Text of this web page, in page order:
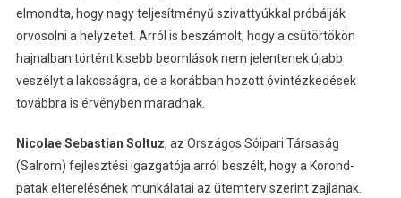
elmondta, hogy nagy teljesítményű szivattyúkkal próbálják
orvosolni a helyzetet. Arról is beszámolt, hogy a csütörtökön
hajnalban történt kisebb beomlások nem jelentenek újabb
veszélyt a lakosságra, de a korábban hozott óvintézkedések
továbbra is érvényben maradnak.
Nicolae Sebastian Soltuz, az Országos Sóipari Társaság
(Salrom) fejlesztési igazgatója arról beszélt, hogy a Korond-
patak elterelésének munkálatai az ütemterv szerint zajlanak.